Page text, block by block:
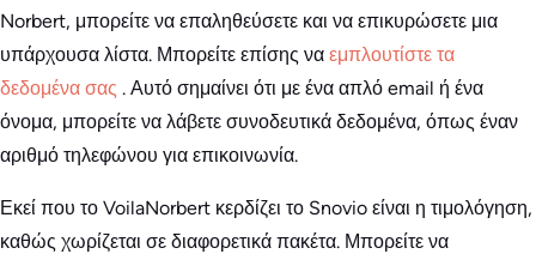
Norbert, μπορείτε να επαληθεύσετε και να επικυρώσετε μια
υπάρχουσα λίστα. Μπορείτε επίσης να εμπλουτίστε τα
δεδομένα σας . Αυτό σημαίνει ότι με ένα απλό email ή ένα
όνομα, μπορείτε να λάβετε συνοδευτικά δεδομένα, όπως έναν
αριθμό τηλεφώνου για επικοινωνία.
Εκεί που το VoilaNorbert κερδίζει το Snovio είναι η τιμολόγηση,
καθώς χωρίζεται σε διαφορετικά πακέτα. Μπορείτε να